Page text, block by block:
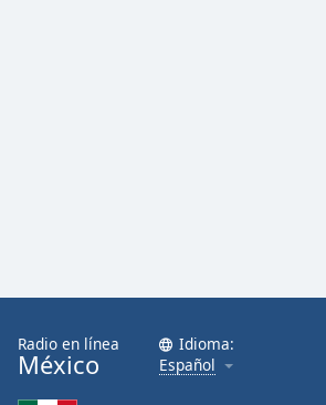
Radio en línea
México
Idioma:
Español